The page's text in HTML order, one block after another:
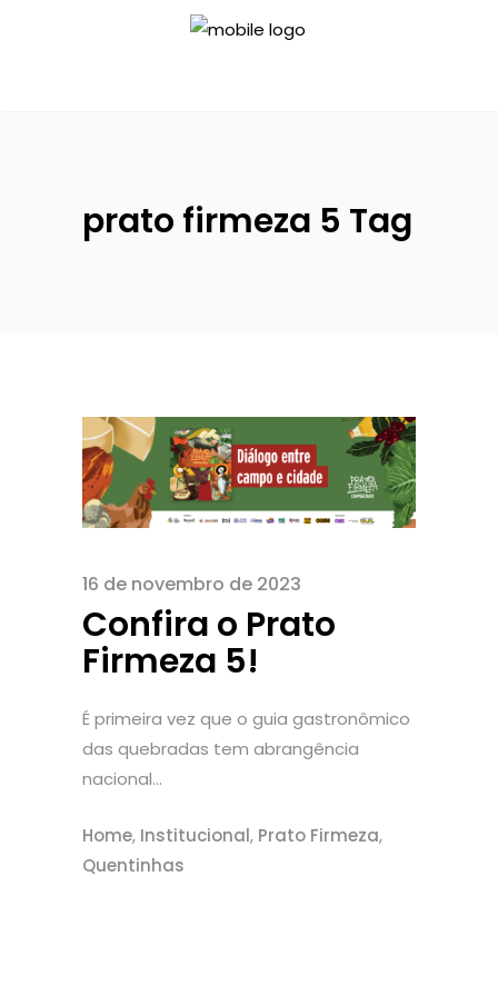
prato firmeza 5 Tag
16 de novembro de 2023
Confira o Prato
Firmeza 5!
É primeira vez que o guia gastronômico
das quebradas tem abrangência
nacional...
Home, Institucional, Prato Firmeza,
Quentinhas